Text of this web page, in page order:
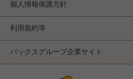
個人情報保護方針
利用規約等
バックスグループ企業サイト